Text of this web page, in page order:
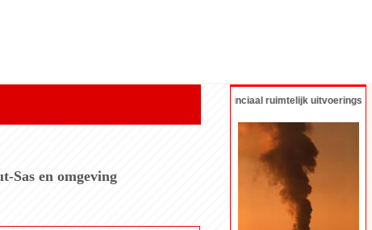
Sas en omgeving
STAND AFVALOVEN: provinciaal ruimtelijk uitvoeringsplan